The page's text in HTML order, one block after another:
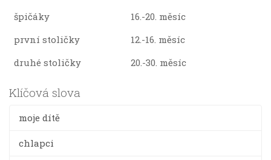
špičáky
16.-20. měsíc
první stoličky
12.-16. měsíc
druhé stoličky
20.-30. měsíc
Klíčová slova
moje dítě
chlapci